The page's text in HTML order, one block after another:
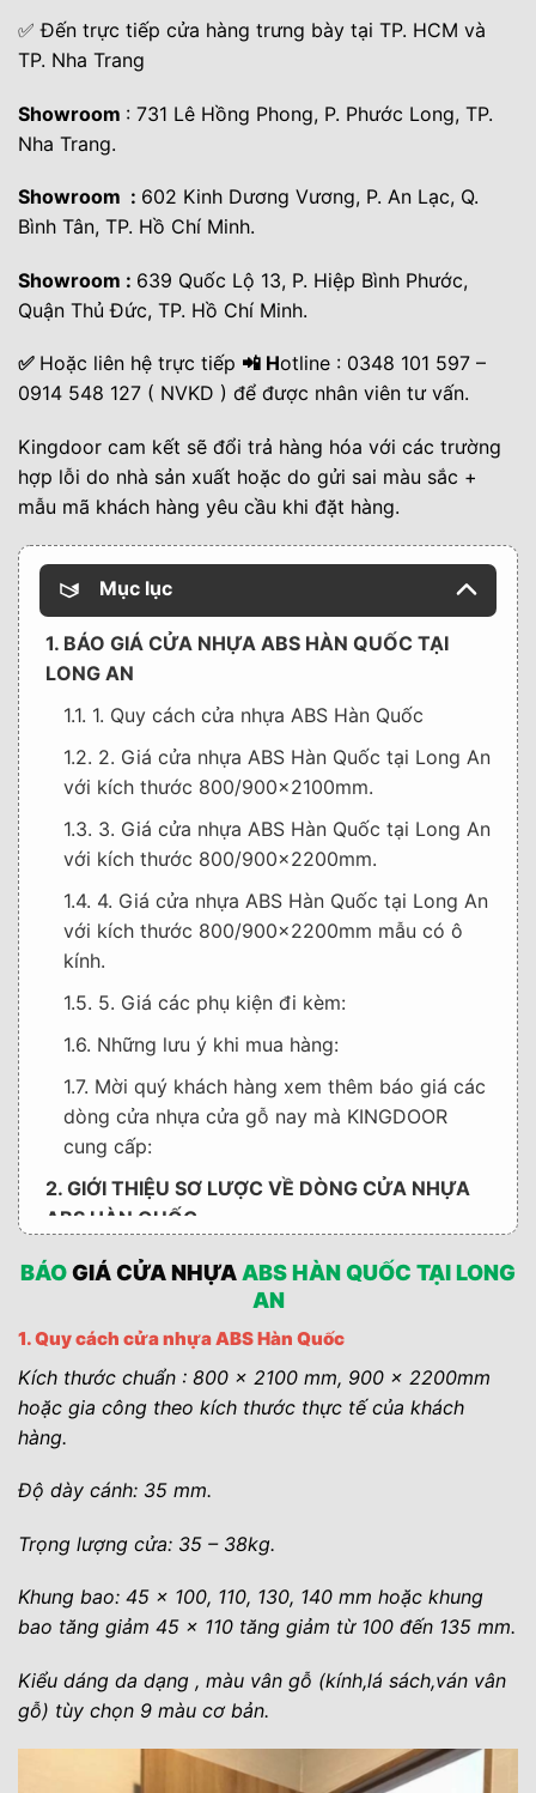
✅ Đến trực tiếp cửa hàng trưng bày tại TP. HCM và
TP. Nha Trang
Showroom : 731 Lê Hồng Phong, P. Phước Long, TP.
Nha Trang.
Showroom : 602 Kinh Dương Vương, P. An Lạc, Q.
Bình Tân, TP. Hồ Chí Minh.
Showroom : 639 Quốc Lộ 13, P. Hiệp Bình Phước,
Quận Thủ Đức, TP. Hồ Chí Minh.
✅ Hoặc liên hệ trực tiếp 📲 Hotline : 0348 101 597 –
0914 548 127 ( NVKD ) để được nhân viên tư vấn.
Kingdoor cam kết sẽ đổi trả hàng hóa với các trường
hợp lỗi do nhà sản xuất hoặc do gửi sai màu sắc +
mẫu mã khách hàng yêu cầu khi đặt hàng.
Mục lục
1. BÁO GIÁ CỬA NHỰA ABS HÀN QUỐC TẠI
LONG AN
1.1. 1. Quy cách cửa nhựa ABS Hàn Quốc
1.2. 2. Giá cửa nhựa ABS Hàn Quốc tại Long An
với kích thước 800/900x2100mm.
1.3. 3. Giá cửa nhựa ABS Hàn Quốc tại Long An
với kích thước 800/900x2200mm.
1.4. 4. Giá cửa nhựa ABS Hàn Quốc tại Long An
với kích thước 800/900x2200mm mẫu có ô
kính.
1.5. 5. Giá các phụ kiện đi kèm:
1.6. Những lưu ý khi mua hàng:
1.7. Mời quý khách hàng xem thêm báo giá các
dòng cửa nhựa cửa gỗ nay mà KINGDOOR
cung cấp:
2. GIỚI THIỆU SƠ LƯỢC VỀ DÒNG CỬA NHỰA
ABS HÀN QUỐC
2.1. ♣ Sản phẩm cửa nhựa ABS Hàn Quốc được
thiết kế bởi 5 lớp như sau :
3. Ưu điểm của dòng cửa nhựa ABS Hàn Quốc
4. Vậy Mua cửa nhựa ABS Hàn Quốc ở đâu chất
lượng ?
4.1. >> >Mời quý khách hàng xem thêm: Top
99+ mẫu cửa nhựa cửa gỗ được khách hàng
lựa chọn cho cửa phòng và nhà vệ sinh.
BÁOGIÁ CỬA NHỰAABS HÀN QUỐC TẠI LONG
AN
1. Quy cách cửa nhựa ABS Hàn Quốc
Kích thước chuẩn : 800 x 2100 mm, 900 x 2200mm
hoặc gia công theo kích thước thực tế của khách
hàng.
Độ dày cánh: 35 mm.
Trọng lượng cửa: 35 – 38kg.
Khung bao: 45 x 100, 110, 130, 140 mm hoặc khung
bao tăng giảm 45 x 110 tăng giảm từ 100 đến 135 mm.
Kiểu dáng da dạng , màu vân gỗ (kính,lá sách,ván vân
gỗ) tùy chọn 9 màu cơ bản.